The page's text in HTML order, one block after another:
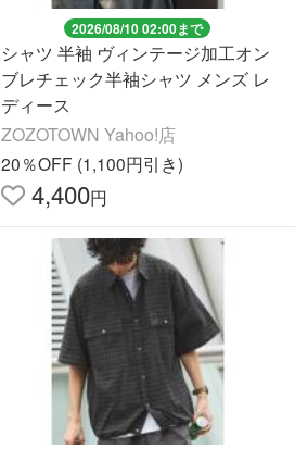
2026/08/10 02:00まで
シャツ 半袖 ヴィンテージ加工オン
ブレチェック半袖シャツ メンズ レ
ディース
ZOZOTOWN Yahoo!店
20％OFF (1,100円引き)
4,400円